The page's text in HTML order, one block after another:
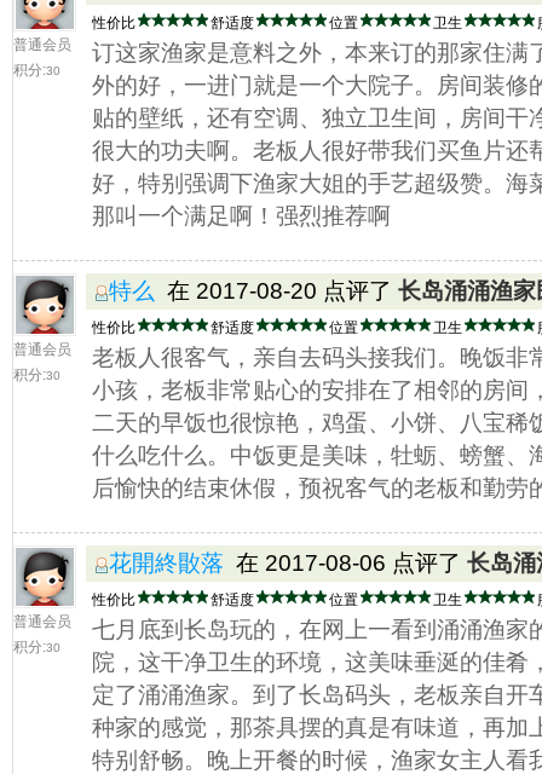
普通会员
积分:30
性价比 舒适度 位置 卫生
订这家渔家是意料之外，本来订的那家住满
外的好，一进门就是一个大院子。房间装修
贴的壁纸，还有空调、独立卫生间，房间干
很大的功夫啊。老板人很好带我们买鱼片还
好，特别强调下渔家大姐的手艺超级赞。海
那叫一个满足啊！强烈推荐啊
普通会员
积分:30
特么 在 2017-08-20 点评了 长岛涌涌渔家
性价比 舒适度 位置 卫生
老板人很客气，亲自去码头接我们。晚饭非
小孩，老板非常贴心的安排在了相邻的房间
二天的早饭也很惊艳，鸡蛋、小饼、八宝稀
什么吃什么。中饭更是美味，牡蛎、螃蟹、
后愉快的结束休假，预祝客气的老板和勤劳
普通会员
积分:30
花開終贁落 在 2017-08-06 点评了 长岛涌
性价比 舒适度 位置 卫生
七月底到长岛玩的，在网上一看到涌涌渔家
院，这干净卫生的环境，这美味垂涎的佳肴
定了涌涌渔家。到了长岛码头，老板亲自开
种家的感觉，那茶具摆的真是有味道，再加
特别舒畅。晚上开餐的时候，渔家女主人看